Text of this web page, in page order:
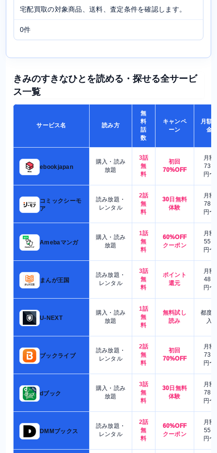
宅配買取の対象商品、送料、査定条件を確認します。
0件
きみのすきなひとを読める・探せる全サービ
ス一覧
サービス名 読み方
無
料
話
数
キャンペ
ーン
月額
金
ebookjapan
購入・読み
放題
3話
無
料
初回
70%OFF
月額
730
円〜
コミックシーモ
ア
読み放題・
レンタル
2話
無
料
30日無料
体験
月額
780
円〜
Amebaマンガ
購入・読み
放題
1話
無
料
60%OFF
クーポン
月額
550
円〜
まんが王国
読み放題・
レンタル
3話
無
料
ポイント
還元
月額
480
円〜
U-NEXT
購入・読み
放題
1話
無
料
無料試し
読み
都度
入
ブックライブ
読み放題・
レンタル
2話
無
料
初回
70%OFF
月額
730
円〜
dブック
購入・読み
放題
3話
無
料
30日無料
体験
月額
780
円〜
DMMブックス
読み放題・
レンタル
2話
無
料
60%OFF
クーポン
月額
550
円〜